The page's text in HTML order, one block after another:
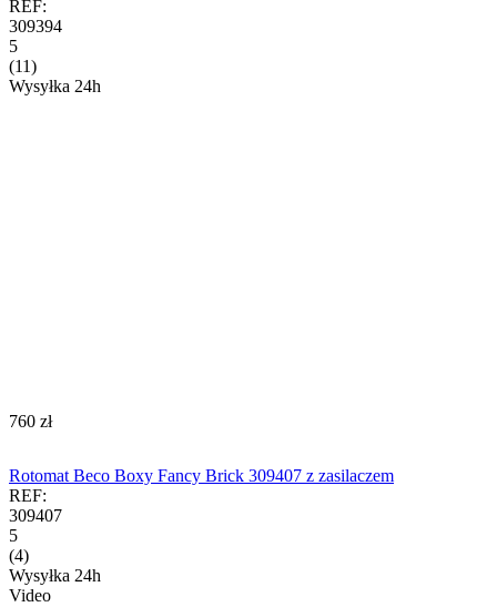
REF:
309394
5
(11)
Wysyłka 24h
‍760‍ zł
Rotomat Beco Boxy Fancy Brick 309407 z zasilaczem
REF:
309407
5
(4)
Wysyłka 24h
Video